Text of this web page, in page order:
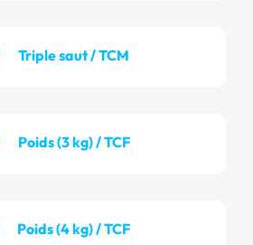
Triple saut / TCM
Poids (3 kg) / TCF
Poids (4 kg) / TCF